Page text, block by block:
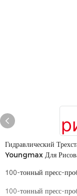
Гидравлический
Youngmax Для
100-тонный пресс-
100-тонный пресс-